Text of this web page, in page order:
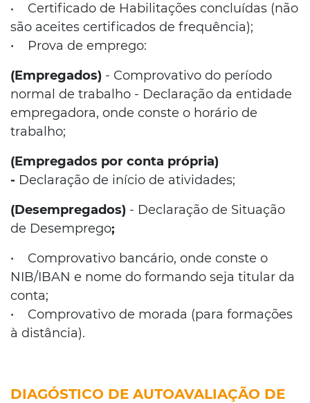
• Certificado de Habilitações concluídas (não
são aceites certificados de frequência);
• Prova de emprego:
(Empregados) - Comprovativo do período
normal de trabalho - Declaração da entidade
empregadora, onde conste o horário de
trabalho;
(Empregados por conta própria)
- Declaração de início de atividades;
(Desempregados) - Declaração de Situação
de Desemprego;
• Comprovativo bancário, onde conste o
NIB/IBAN e nome do formando seja titular da
conta;
• Comprovativo de morada (para formações
à distância).
DIAGÓSTICO DE AUTOAVALIAÇÃO DE